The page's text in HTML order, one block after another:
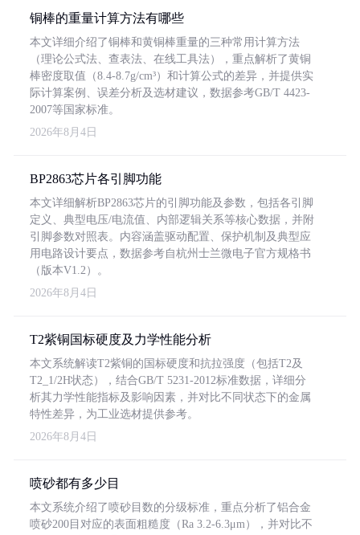
铜棒的重量计算方法有哪些
本文详细介绍了铜棒和黄铜棒重量的三种常用计算方法
（理论公式法、查表法、在线工具法），重点解析了黄铜
棒密度取值（8.4-8.7g/cm³）和计算公式的差异，并提供实
际计算案例、误差分析及选材建议，数据参考GB/T 4423-
2007等国家标准。
2026年8月4日
BP2863芯片各引脚功能
本文详细解析BP2863芯片的引脚功能及参数，包括各引脚
定义、典型电压/电流值、内部逻辑关系等核心数据，并附
引脚参数对照表。内容涵盖驱动配置、保护机制及典型应
用电路设计要点，数据参考自杭州士兰微电子官方规格书
（版本V1.2）。
2026年8月4日
T2紫铜国标硬度及力学性能分析
本文系统解读T2紫铜的国标硬度和抗拉强度（包括T2及
T2_1/2H状态），结合GB/T 5231-2012标准数据，详细分
析其力学性能指标及影响因素，并对比不同状态下的金属
特性差异，为工业选材提供参考。
2026年8月4日
喷砂都有多少目
本文系统介绍了喷砂目数的分级标准，重点分析了铝合金
喷砂200目对应的表面粗糙度（Ra 3.2-6.3μm），并对比不